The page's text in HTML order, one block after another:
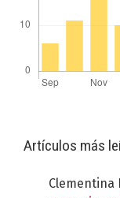
Artículos más
Clementina